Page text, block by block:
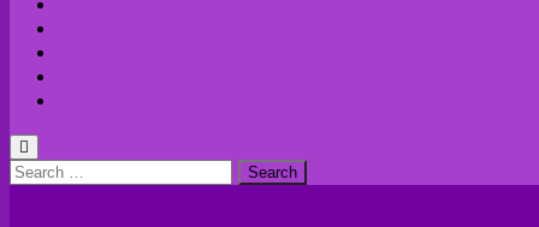
Search